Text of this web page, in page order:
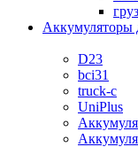
Аккумуляторы
D23
bci31
truck-c
UniPlus